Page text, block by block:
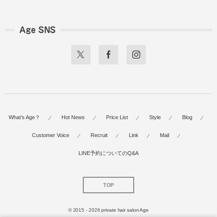
Age SNS
What’s Age？ Hot News Price List Style Blog
Customer Voice Recruit Link Mail
LINE予約についてのQ&A
TOP
© 2015 - 2026private hair salon Age